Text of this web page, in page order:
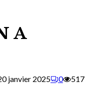
A
janvier 2025 0
517